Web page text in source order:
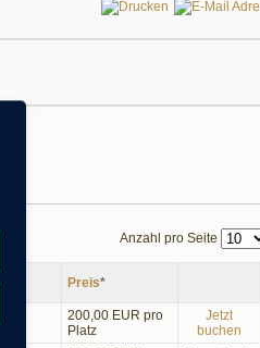
Anzahl pro Seite
Preis*
200,00 EUR pro
Platz
Jetzt
buchen